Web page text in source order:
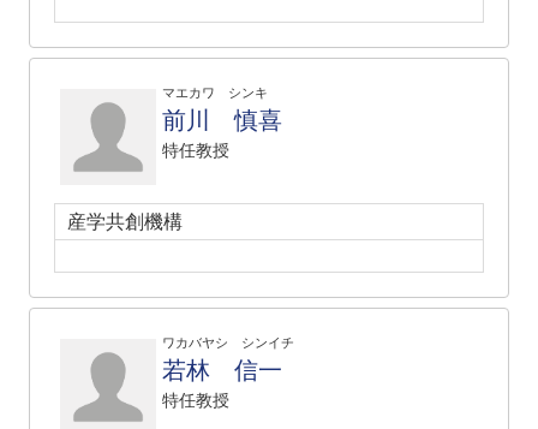
マエカワ シンキ
前川 慎喜
特任教授
産学共創機構
ワカバヤシ シンイチ
若林 信一
特任教授